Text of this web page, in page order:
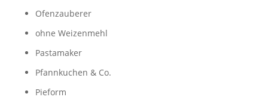
Ofenzauberer
ohne Weizenmehl
Pastamaker
Pfannkuchen & Co.
Pieform